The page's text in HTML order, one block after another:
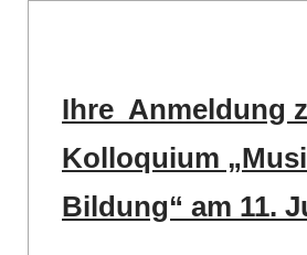
Ihre Anmeldung
Kolloquium
Bildung“ am 11.